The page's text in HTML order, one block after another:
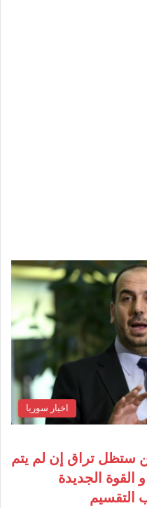
اخبار سوريا
ستظل تراق إن لم يتم
الجديدة
التقسيم